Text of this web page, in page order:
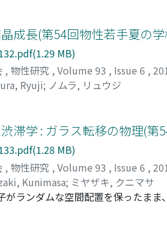
Evolution(SLE)である.フラク
線をSLEで自在に生成できることが
賞といわれるフィールズ賞を受賞した
体である。このアメーバは、迷路
る。このレポートで、我々は、この
ルムに基づいてデザインされたアル
成長(第54回物性若手夏の
MB)
, 物性研究 , Volume 93 , Issue 6 ,
Ryuji; ノムラ, リュウジ
滞学 : ガラス転移の物理(
MB)
, 物性研究 , Volume 93 , Issue 6 ,
Kunimasa; ミヤザキ, クニマサ
がランダムな空間配置を保ったま
々の身の回りには、ガラス的物質